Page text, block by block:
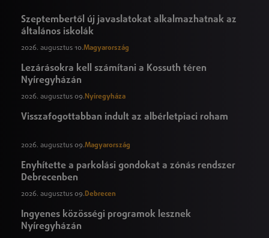
Szeptembertől új javaslatokat alkalmazhatnak az
általános iskolák
2026. augusztus 10.Magyarország
Lezárásokra kell számítani a Kossuth téren
Nyíregyházán
2026. augusztus 09. Nyíregyháza
Visszafogottabban indult az albérletpiaci roham
2026. augusztus 09.Magyarország
Enyhítette a parkolási gondokat a zónás rendszer
Debrecenben
2026. augusztus 09.Debrecen
Ingyenes közösségi programok lesznek
Nyíregyházán